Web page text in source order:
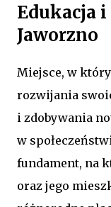
Edukacja
Jaworzno
Miejsce, w
rozwijania
i zdobywania
w
fundament, na
oraz jego